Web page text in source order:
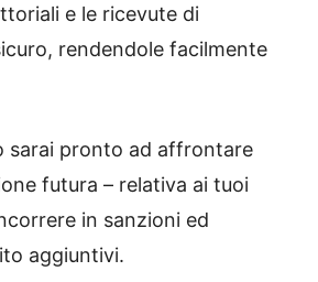
e le ricevute di
rendendole facilmente
sarai pronto ad affrontare
futura – relativa ai tuoi
in sanzioni ed
aggiuntivi.